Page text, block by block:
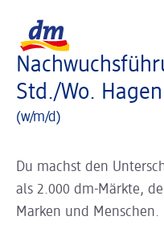
Std./Wo.
(w/m/d)
Du machst den
als 2.000 dm-Märkte,
Marken und Menschen.